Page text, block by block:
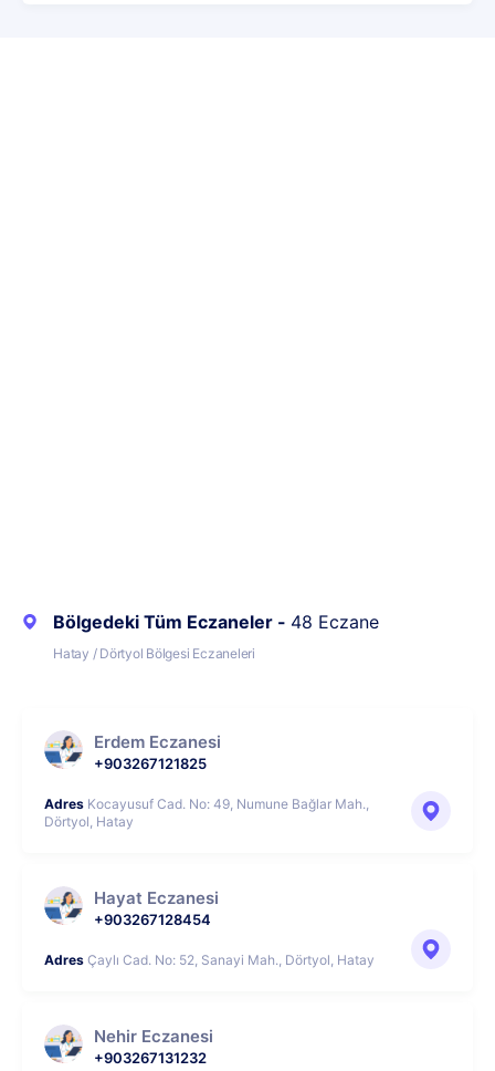
Bölgedeki Tüm Eczaneler - 48 Eczane
Hatay / Dörtyol Bölgesi Eczaneleri
Erdem Eczanesi
+903267121825
Adres Kocayusuf Cad. No: 49, Numune Bağlar Mah.,
Dörtyol, Hatay
Hayat Eczanesi
+903267128454
Adres Çaylı Cad. No: 52, Sanayi Mah., Dörtyol, Hatay
Nehir Eczanesi
+903267131232